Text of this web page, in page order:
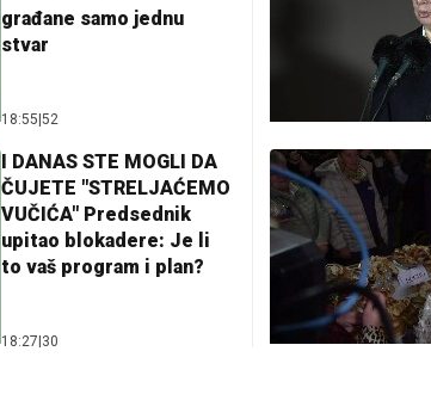
građane samo jednu
stvar
18:55 52
I DANAS STE MOGLI DA
ČUJETE "STRELJAĆEMO
VUČIĆA" Predsednik
upitao blokadere: Je li
to vaš program i plan?
18:27 30